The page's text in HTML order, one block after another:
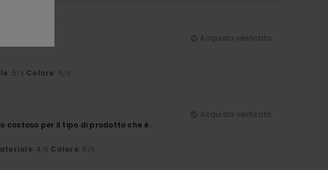
Acquisto verificato
: 5/5 Colore: 5/5
Acquisto verificato
costoso per il tipo di prodotto che è.
: 4 /5 Colore: 5 /5